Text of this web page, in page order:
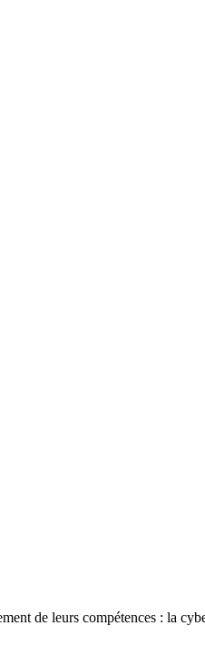
de leurs compétences : la